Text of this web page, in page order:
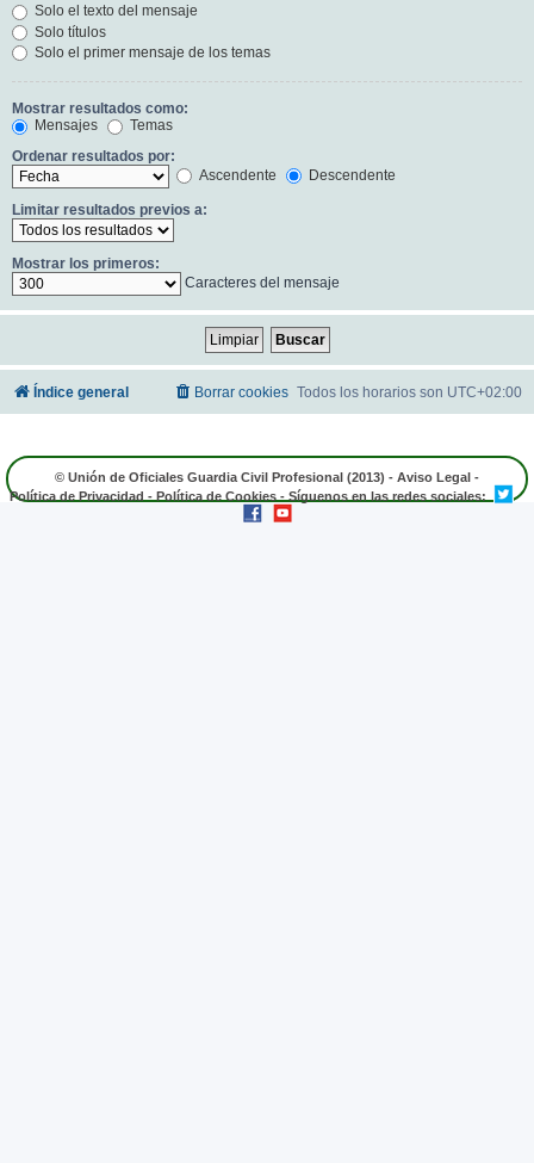
Solo el texto del mensaje
Solo títulos
Solo el primer mensaje de los temas
Mostrar resultados como:
Mensajes
Temas
Ordenar resultados por:
Ascendente
Descendente
Limitar resultados previos a:
Mostrar los primeros:
Caracteres del mensaje
Índice general Todos los horarios son UTC+02:00
Borrar cookies
© Unión de Oficiales Guardia Civil Profesional (2013) - Aviso Legal -
Política de Privacidad - Política de Cookies - Síguenos en las redes sociales: